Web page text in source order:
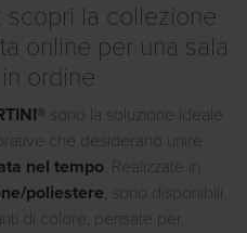
scopri la collezione
online per una sala
ordine
sono la soluzione ideale
che desiderano unire
nel tempo. Realizzate in
poliestere, sono disponibili
di colore, pensate per